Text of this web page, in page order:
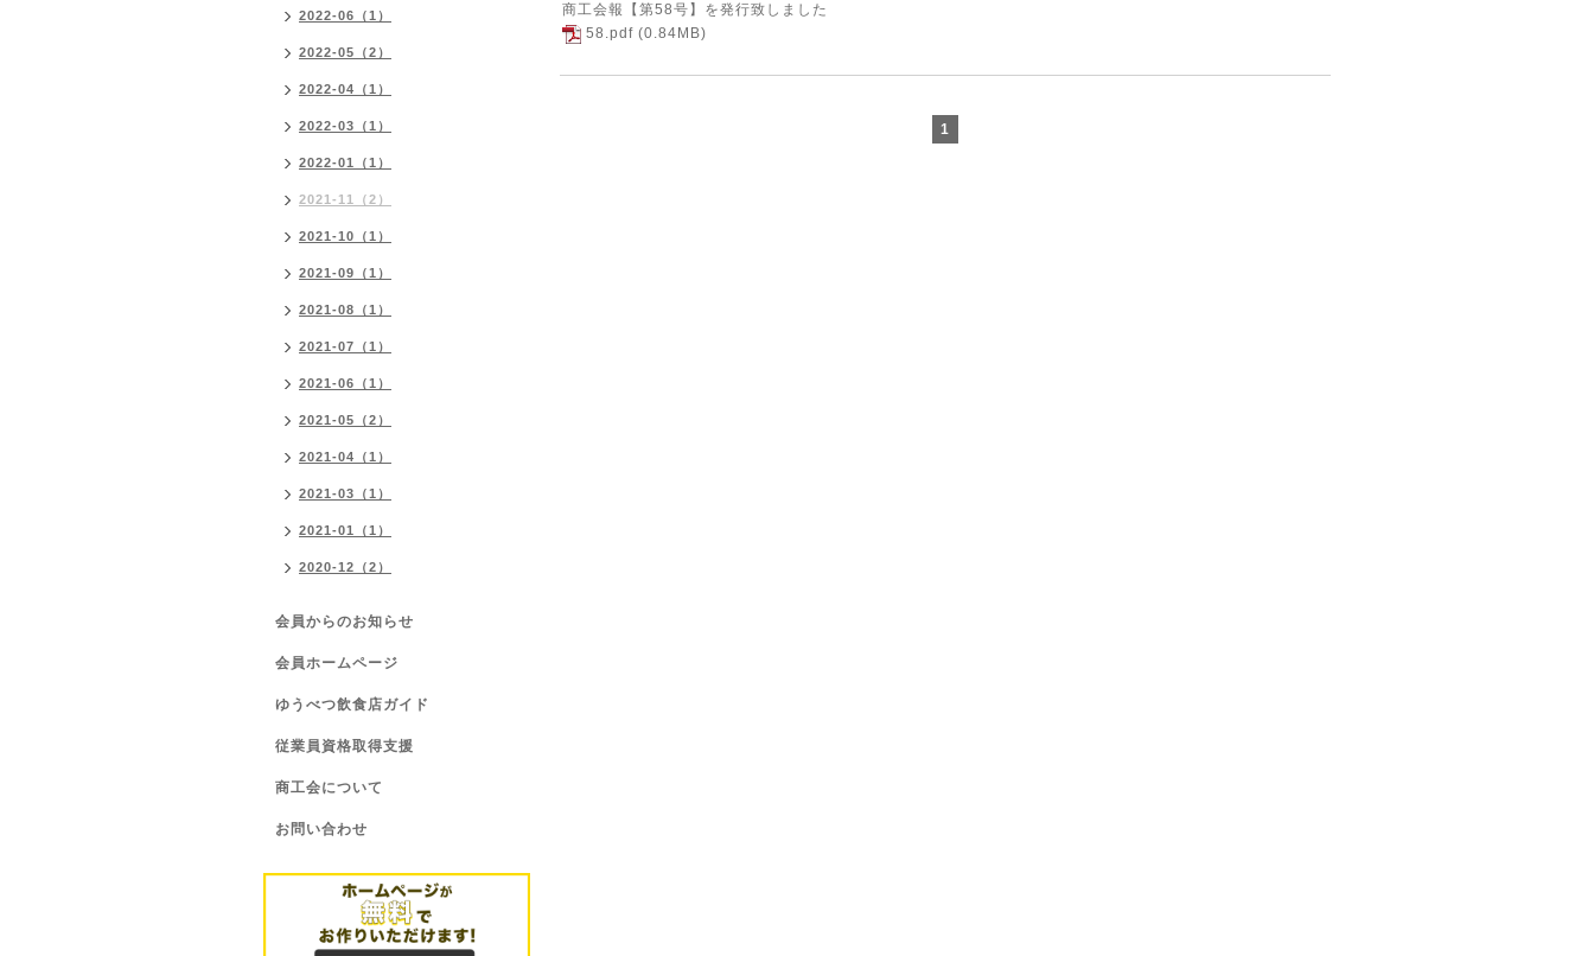
商工会報【第58号】を発行致しました
58.pdf (0.84MB)
1
2022-06（1）
2022-05（2）
2022-04（1）
2022-03（1）
2022-01（1）
2021-11（2）
2021-10（1）
2021-09（1）
2021-08（1）
2021-07（1）
2021-06（1）
2021-05（2）
2021-04（1）
2021-03（1）
2021-01（1）
2020-12（2）
会員からのお知らせ
会員ホームページ
ゆうべつ飲食店ガイド
従業員資格取得支援
商工会について
お問い合わせ